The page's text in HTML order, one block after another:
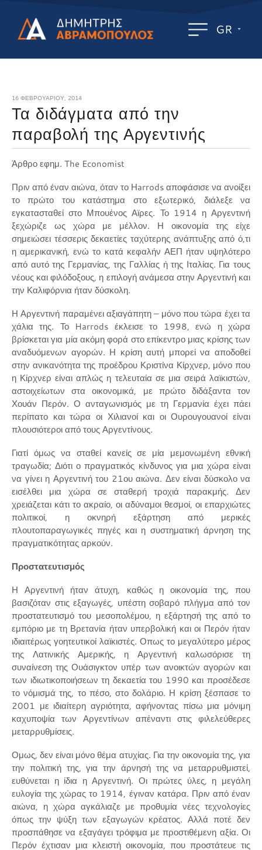
GR
16 ΦΕΒΡΟΥΑΡΊΟΥ, 2014
Τα διδάγματα από την
παραβολή της Αργεντινής
Άρθρο εφημ. The Economist
Πριν από έναν αιώνα, όταν το Ηarrods αποφάσισε να ανοίξει
το πρώτο του κατάστημα στο εξωτερικό, διάλεξε να
εγκατασταθεί στο Μπουένος Αϊρες. Το 1914 η Αργεντινή
ξεχώριζε ως χώρα με μέλλον. Η οικονομία της είχε
σημειώσει τέσσερις δεκαετίες ταχύτερης ανάπτυξης από ό,τι
η αμερικανική, ενώ το κατά κεφαλήν ΑΕΠ ήταν υψηλότερο
από αυτό της Γερμανίας, της Γαλλίας ή της Ιταλίας. Για τους
νέους και φιλόδοξους, η επιλογή ανάμεσα στην Αργεντινή και
την Καλιφόρνια ήταν δύσκολη.
Η Αργεντινή παραμένει αξιαγάπητη – μόνο που τώρα έχει τα
χάλια της. Το Harrods έκλεισε το 1998, ενώ η χώρα
βρίσκεται για μία ακόμη φορά στο επίκεντρο μιας κρίσης των
αναδυόμενων αγορών. Η κρίση αυτή μπορεί να αποδοθεί
στην ανικανότητα της προέδρου Κριστίνα Κίρχνερ, μόνο που
η Κίρχνερ είναι απλώς η τελευταία σε μια σειρά λαϊκιστών,
αστοιχείωτων στα οικονομικά, με πρώτο διδάξαντα τον
Χουάν Περόν. Ο ανταγωνισμός με τη Γερμανία έχει πάει
περίπατο και τώρα οι Χιλιανοί και οι Ουρουγουανοί είναι
πλουσιότεροι από τους Αργεντίνους.
Γιατί όμως να σταθεί κανείς σε μία μεμονωμένη εθνική
τραγωδία; Διότι ο πραγματικός κίνδυνος για μια χώρα είναι
να γίνει η Αργεντινή του 21ου αιώνα. Δεν είναι δύσκολο να
εισέλθει μια χώρα σε σταθερή τροχιά παρακμής. Δεν
χρειάζεται κάτι το ακραίο, οι αδύναμοι θεσμοί, οι επαρχιώτες
πολιτικοί, η οκνηρή εξάρτηση από μερικές
πλουτοπαραγωγικές πηγές και η συστηματική άρνηση της
πραγματικότητας αρκούν.
Προστατευτισμός
Η Αργεντινή ήταν άτυχη, καθώς η οικονομία της, που
βασιζόταν στις εξαγωγές, υπέστη σοβαρό πλήγμα από τον
προστατευτισμό του μεσοπολέμου, η εξάρτησή της από το
εμπόριο με τη Βρετανία ήταν υπερβολική και οι Περόν ήταν
ιδιαιτέρως γοητευτικοί λαϊκιστές. Οπως το μεγαλύτερο μέρος
της Λατινικής Αμερικής, η Αργεντινή καλωσόρισε τη
συναίνεση της Ουάσιγκτον υπέρ των ανοικτών αγορών και
των ιδιωτικοποιήσεων τη δεκαετία του 1990 και προσέδεσε
το νόμισμά της, το πέσο, στο δολάριο. Η κρίση ξέσπασε το
2001 με ιδιαίτερη αγριότητα, αφήνοντας πίσω μια μόνιμη
καχυποψία των Αργεντίνων απέναντι στις φιλελεύθερες
μεταρρυθμίσεις.
Ομως, δεν είναι μόνο θέμα ατυχίας. Για την οικονομία της, για
την πολιτική της, για την άρνησή της να μεταρρυθμιστεί,
ευθύνεται η ίδια η Αργεντινή. Οι πρώτες ύλες, η μεγάλη
ευλογία της χώρας το 1914, έγιναν κατάρα. Πριν από έναν
αιώνα, η χώρα αγκάλιαζε με προθυμία νέες τεχνολογίες
όπως την ψύξη των εξαγωγών κρέατος. Αλλά ποτέ δεν
προσπάθησε να εξαγάγει τρόφιμα με προστιθέμενη αξία. Οι
Περόν έχτισαν μια κλειστή οικονομία, που προστάτευε τις